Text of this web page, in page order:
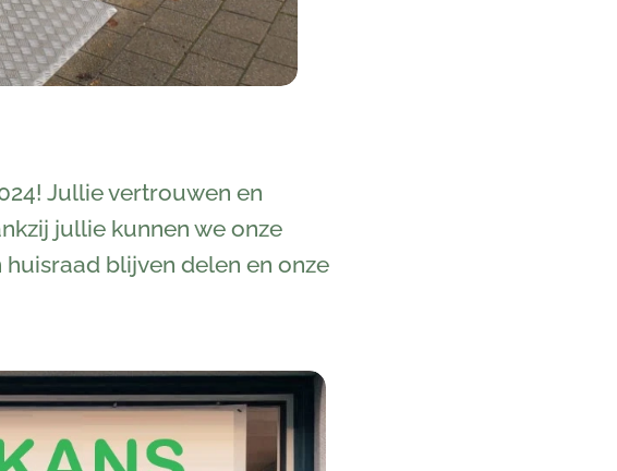
Jullie vertrouwen en
jullie kunnen we onze
blijven delen en onze